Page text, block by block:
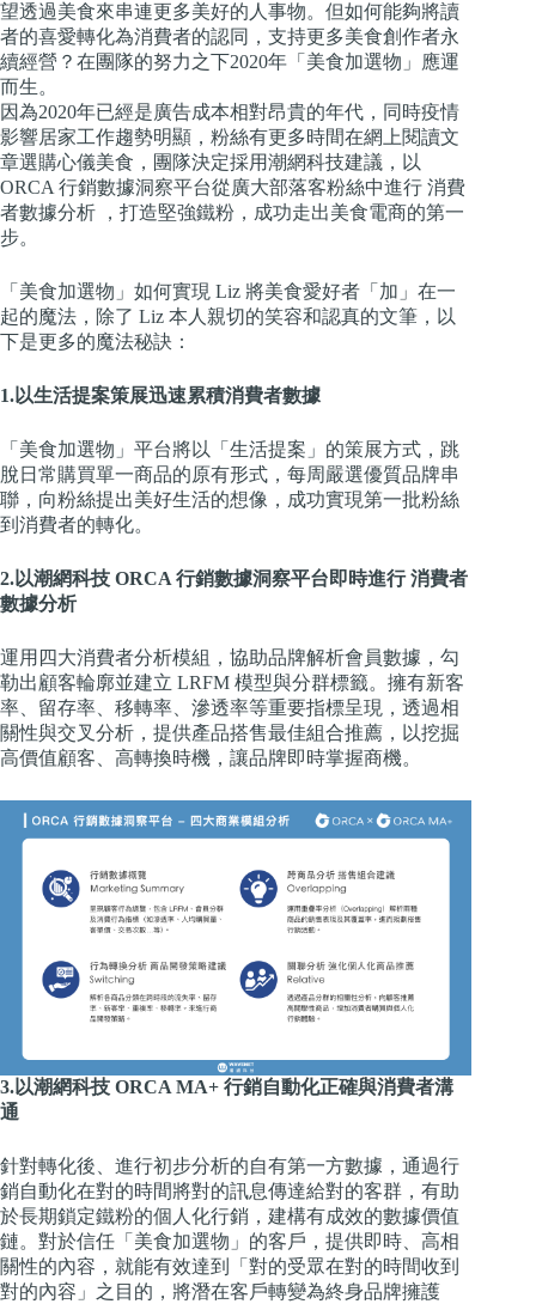
望透過美食來串連更多美好的人事物。但如何能夠將讀
者的喜愛轉化為消費者的認同，支持更多美食創作者永
續經營？在團隊的努力之下2020年「美食加選物」應運
而生。
因為2020年已經是廣告成本相對昂貴的年代，同時疫情
影響居家工作趨勢明顯，粉絲有更多時間在網上閱讀文
章選購心儀美食，團隊決定採用潮網科技建議，以
ORCA 行銷數據洞察平台從廣大部落客粉絲中進行 消費
者數據分析 ，打造堅強鐵粉，成功走出美食電商的第一
步。
「美食加選物」如何實現 Liz 將美食愛好者「加」在一
起的魔法，除了 Liz 本人親切的笑容和認真的文筆，以
下是更多的魔法秘訣：
1.以生活提案策展迅速累積消費者數據
「美食加選物」平台將以「生活提案」的策展方式，跳
脫日常購買單一商品的原有形式，每周嚴選優質品牌串
聯，向粉絲提出美好生活的想像，成功實現第一批粉絲
到消費者的轉化。
2.以潮網科技 ORCA 行銷數據洞察平台即時進行 消費者
數據分析
運用四大消費者分析模組，協助品牌解析會員數據，勾
勒出顧客輪廓並建立 LRFM 模型與分群標籤。擁有新客
率、留存率、移轉率、滲透率等重要指標呈現，透過相
關性與交叉分析，提供產品搭售最佳組合推薦，以挖掘
高價值顧客、高轉換時機，讓品牌即時掌握商機。
3.以潮網科技 ORCA MA+ 行銷自動化正確與消費者溝
通
針對轉化後、進行初步分析的自有第一方數據，通過行
銷自動化在對的時間將對的訊息傳達給對的客群，有助
於長期鎖定鐵粉的個人化行銷，建構有成效的數據價值
鏈。對於信任「美食加選物」的客戶，提供即時、高相
關性的內容，就能有效達到「對的受眾在對的時間收到
對的內容」之目的，將潛在客戶轉變為終身品牌擁護